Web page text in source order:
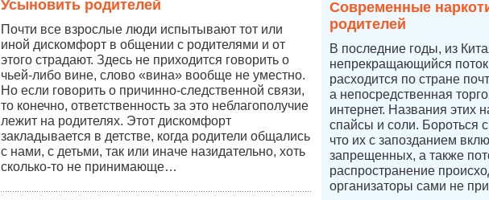
Усыновить родителей
Почти все взрослые люди испытывают тот или
иной дискомфорт в общении с родителями и от
этого страдают. Здесь не приходится говорить о
чьей-либо вине, слово «вина» вообще не уместно.
Но если говорить о причинно-следственной связи,
то конечно, ответственность за это неблагополучие
лежит на родителях. Этот дискомфорт
закладывается в детстве, когда родители общались
с нами, с детьми, так или иначе назидательно, хоть
сколько-то не принимающе…
Современные
родителей
В последние годы, из
непрекращающийся
расходится по стране
а непосредственная
интернет. Названия этих
спайсы и соли. Бороться
что их с запозданием
запрещенных, а также
распространение
организаторы сами не